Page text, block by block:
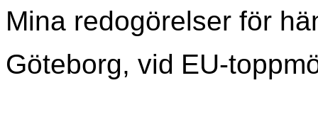
Mina redogörelser för
Göteborg, vid EU-